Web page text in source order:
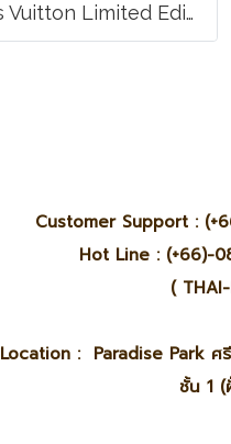
Louis Vuitton Limited Edition Monogram Canvas Sofia Coppola SC Bag
Customer Support :
Hot Line : (+66)-
(
Location : Paradise Park ศ
ชั้น 1 (